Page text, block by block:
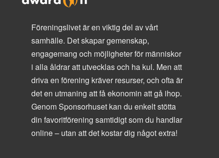
Föreningslivet är en viktig del av vårt
samhälle. Det skapar gemenskap,
engagemang och möjligheter för människor
i alla åldrar att utvecklas och ha kul. Men att
driva en förening kräver resurser, och ofta är
det en utmaning att få ekonomin att gå ihop.
Genom Sponsorhuset kan du enkelt stötta
din favoritförening samtidigt som du handlar
online – utan att det kostar dig något extra!